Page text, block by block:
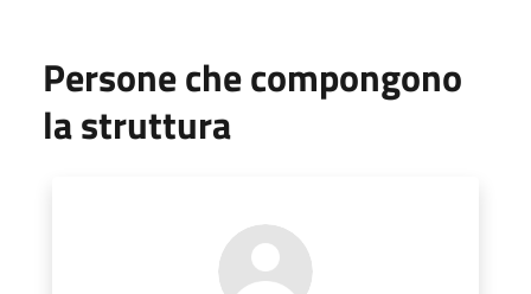
Persone che compongono
la struttura